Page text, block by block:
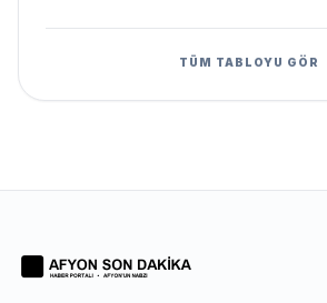
TÜM TABLOYU GÖR